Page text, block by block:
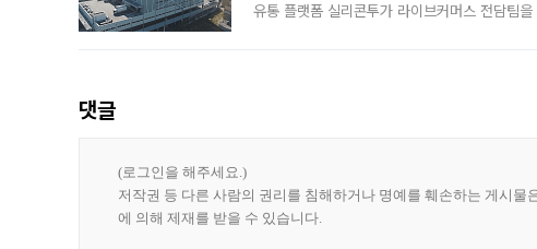
유통 플랫폼 실리콘투가 라이브커머스 전담팀
댓글